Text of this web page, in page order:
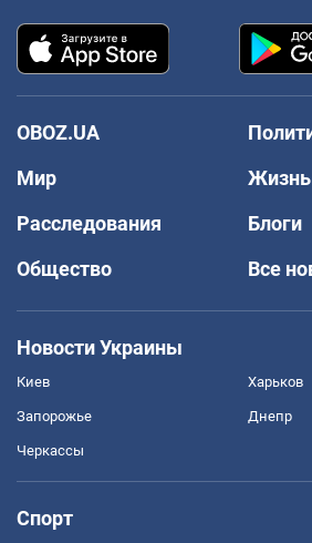
OBOZ.UA
Мир
Жизнь
Расследования
Блоги
Общество
Все
Новости Украины
Киев Харьков
Запорожье Днепр
Черкассы
Спорт